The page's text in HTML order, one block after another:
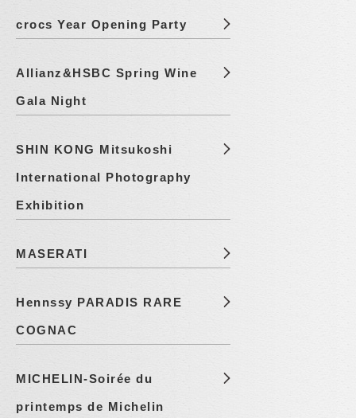
crocs Year Opening Party
Allianz&HSBC Spring Wine
Gala Night
SHIN KONG Mitsukoshi
International Photography
Exhibition
MASERATI
Hennssy PARADIS RARE
COGNAC
MICHELIN-Soirée du
printemps de Michelin